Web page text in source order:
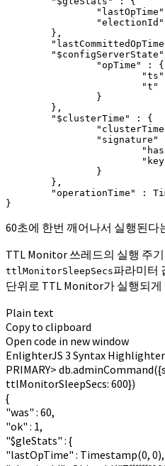
        },
"$configServerState"
                "opTime" : {
"t"
                }
        },
        "$clusterTime" : {
"signature"
                }
        },
"operationTime" :
}
60초에 한번 깨어나서 실행된다
TTL Monitor 쓰레드의 실행 주
ttlMonitorSleepSecs파라미터
단위로 TTL Monitor가 실행되
Plain text
Copy to clipboard
Open code in new window
EnlighterJS 3 Syntax Highlighter
PRIMARY> db.adminCommand({
ttlMonitorSleepSecs: 600})
{
"was" : 60,
"ok" : 1,
"$gleStats" : {
"lastOpTime" : Timestamp(0, 0),